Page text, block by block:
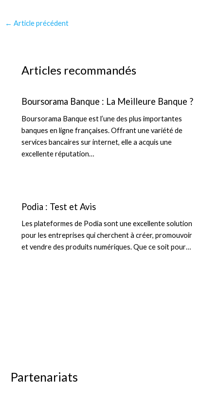
← Article précédent
Articles recommandés
Boursorama Banque : La Meilleure Banque ?
Boursorama Banque est l’une des plus importantes
banques en ligne françaises. Offrant une variété de
services bancaires sur internet, elle a acquis une
excellente réputation…
Podia : Test et Avis
Les plateformes de Podia sont une excellente solution
pour les entreprises qui cherchent à créer, promouvoir
et vendre des produits numériques. Que ce soit pour…
Partenariats